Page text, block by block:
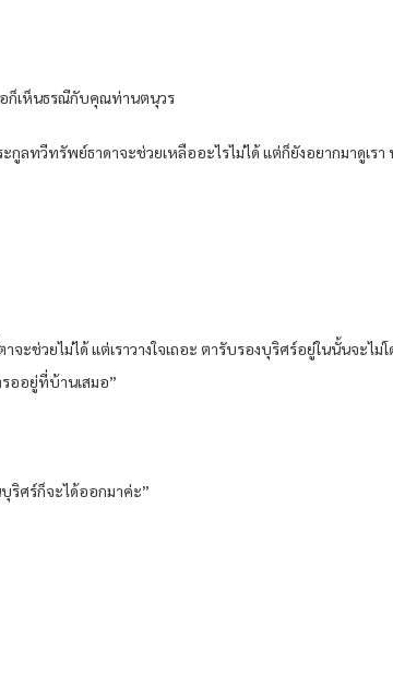
อก็เห็นธรณีกับคุณท่านตนุวร
ลทวีทรัพย์ธาดาจะช่วยเหลืออะไรไม่ได้ แต่ก็ยังอยากมาดูเรา
จะช่วยไม่ได้ แต่เราวางใจเถอะ ตารับรองบุริศร์อยู่ในนั้นจะไ
ออยู่ที่บ้านเสมอ”
ริศร์ก็จะได้ออกมาค่ะ”